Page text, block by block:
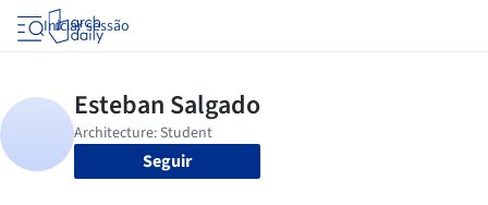
Iniciar sessão
Seguir